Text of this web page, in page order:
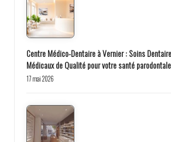
Centre Médico-Dentaire à Vernier : Soins
Médicaux de Qualité pour votre santé parodontale
17 mai 2026